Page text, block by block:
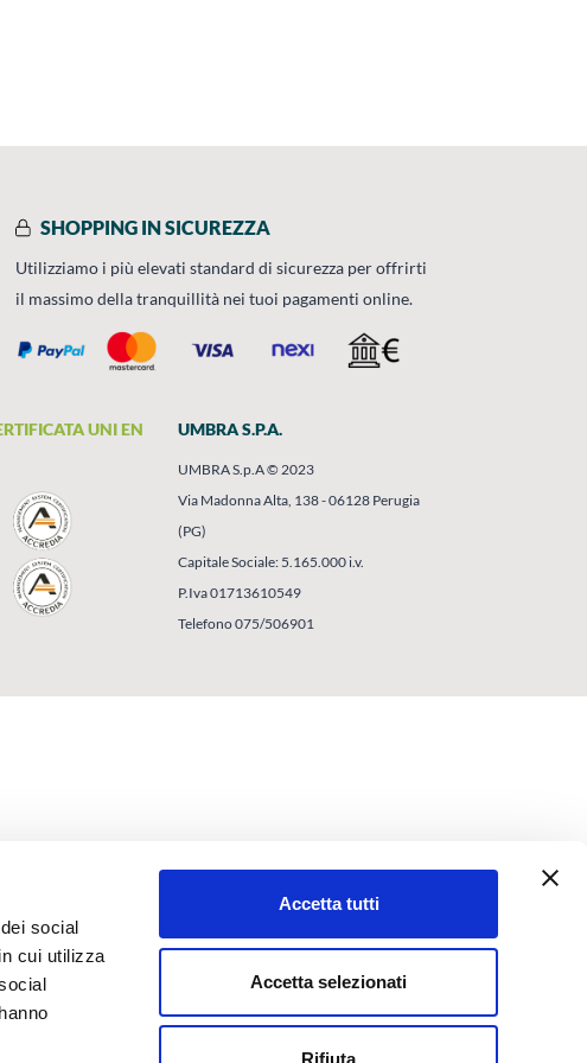
social
cui utilizza
Accetta tutti
Accetta selezionati
Rifiuta
SHOPPING IN SICUREZZA
Utilizziamo i più elevati standard di sicurezza per offrirti
il massimo della tranquillità nei tuoi pagamenti online.
UNI EN
UMBRA S.P.A.
UMBRA S.p.A © 2023
Via Madonna Alta, 138 - 06128 Perugia
(PG)
Capitale Sociale: 5.165.000 i.v.
P.Iva 01713610549
Telefono 075/506901